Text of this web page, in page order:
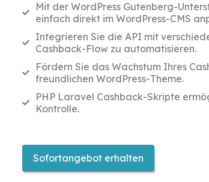
Mit der WordPress Gutenberg-
einfach direkt im WordPress-CMS
Integrieren Sie die API mit
Cashback-Flow zu automatisieren.
Fördern Sie das Wachstum Ihres
freundlichen WordPress-Theme.
PHP Laravel Cashback-Skripte
Kontrolle.
Sofortangebot erhalten